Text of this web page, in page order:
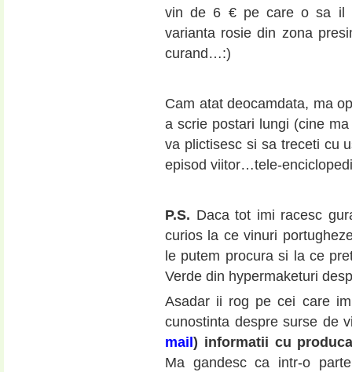
vin de 6 € pe care o sa il
varianta rosie din zona
curand…:)
Cam atat deocamdata, ma
a scrie postari lungi (cine
va plictisesc si sa treceti cu
episod viitor…tele-
P.S. Daca tot imi racesc
curios la ce vinuri
le putem procura si la ce
Verde din hypermaketuri
Asadar ii rog pe cei care
cunostinta despre surse de
mail ) informatii cu
Ma gandesc ca intr-o